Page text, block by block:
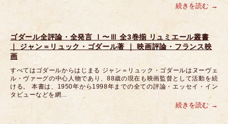
続きを読む
ゴダール全評論・全発言 Ⅰ〜Ⅲ 全3巻揃 リュミエール叢書
｜ ジャン＝リュック・ゴダール著 ｜ 映画評論・フランス映
画
すべてはゴダールからはじまる ジャン＝リュック・ゴダールはヌーヴェ
ル・ヴァーグの中心人物であり、88歳の現在も映画監督として活動を続
ける。 本書は、1950年から1998年までの全ての評論・エッセイ・イン
タビューなどを網…
続きを読む